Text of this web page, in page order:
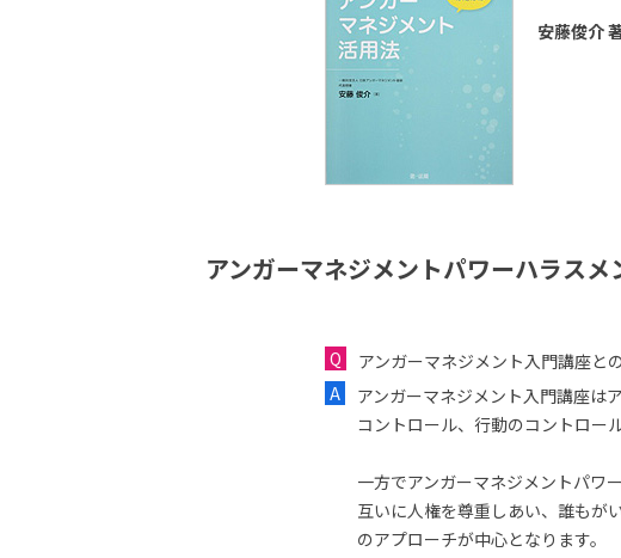
安藤俊介
アンガーマネジメントパワーハラス
アンガーマネジメント入門講座と
アンガーマネジメント入門講座は
コントロール、行動のコントロー
一方でアンガーマネジメントパワ
互いに人権を尊重しあい、誰もが
のアプローチが中心となります。